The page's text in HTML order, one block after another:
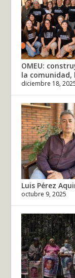
OMEU:
la comunidad,
diciembre 18,
Luis Pérez
octubre 9, 2025